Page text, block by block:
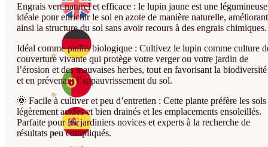
Engrais vert naturel et efficace : le lupin jaune est une légumineuse
idéale pour enrichir le sol en azote de manière naturelle, améliorant
ainsi la structure du sol sans avoir recours à des engrais chimiques.
Idéal comme paillis biologique : Cultivez le lupin comme culture
couverture vivante qui protège votre verger ou votre jardin de
l’érosion et des mauvaises herbes, tout en favorisant la biodiversité
et en prévenant l’appauvrissement du sol.
🌞 Facile à cultiver et peu d’entretien : Cette plante préfère les sols
légèrement acides et bien drainés et les emplacements ensoleillés.
Parfaite pour les jardiniers novices et experts à la recherche de
résultats peu compliqués.